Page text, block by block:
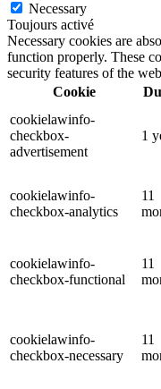
Necessary
Toujours activé
Necessary cookies are
function properly. These
security features of the
Cookie
cookielawinfo-
checkbox-
advertisement
1
cookielawinfo-
checkbox-analytics
11
cookielawinfo-
checkbox-functional
11
cookielawinfo-
checkbox-necessary
11